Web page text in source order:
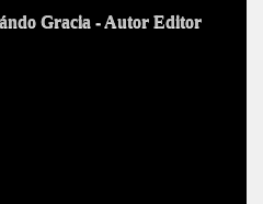
Gracia - Autor Editor